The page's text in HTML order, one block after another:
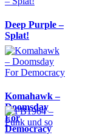
Deep Purple –
Splat!
Komahawk –
Doomsday
For
Democracy